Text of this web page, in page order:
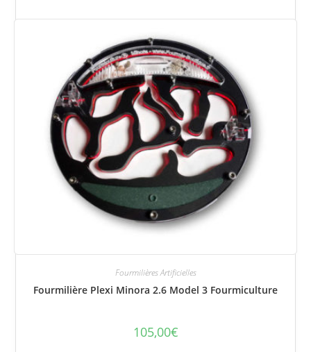
Fourmilières Artificielles
Fourmilière Plexi Minora 2.6 Model 3 Fourmiculture
105,00€